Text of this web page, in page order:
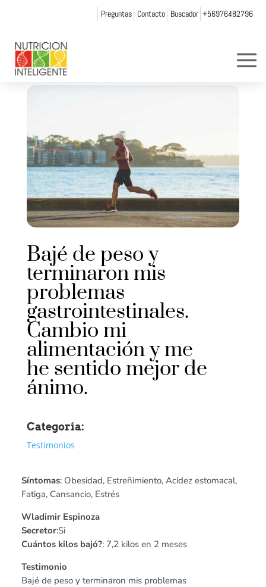
Preguntas Contacto Buscador +56976482796
Bajé de peso y
terminaron mis
problemas
gastrointestinales.
Cambio mi
alimentación y me
he sentido mejor de
ánimo.
Categoría:
Testimonios
Síntomas: Obesidad, Estreñimiento, Acidez estomacal,
Fatiga, Cansancio, Estrés
Wladimir Espinoza
Secretor:Si
Cuántos kilos bajó?: 7,2 kilos en 2 meses
Testimonio
Bajé de peso y terminaron mis problemas